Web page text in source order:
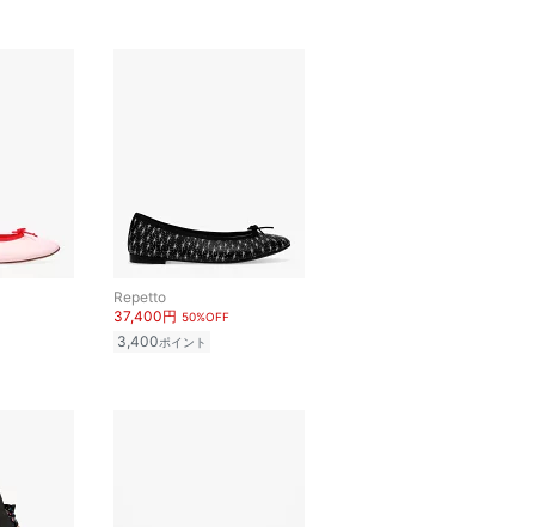
Repetto
37,400円 50%OFF
3,400ポイント